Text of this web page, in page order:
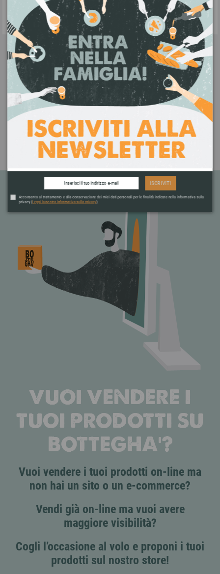
contrassegno.
ASSISTENZA CLIENTI
Contattaci a info@bottegha.it oppure via
WhatsApp al
+39 392 0221572
VUOI VENDERE I
TUOI PRODOTTI SU
BOTTEGHA'?
Vuoi vendere i tuoi prodotti on-line ma
non hai un sito o un e-commerce?
Vendi già on-line ma vuoi avere
maggiore visibilità?
Cogli l’occasione al volo e proponi i tuoi
prodotti sul nostro store!
ISCRIVITI
Acconsento al trattamento e alla conservazione dei miei dati personali per le finalità indicate nella informativa sulla
privacy (Leggi la nostra informativa sulla privacy).